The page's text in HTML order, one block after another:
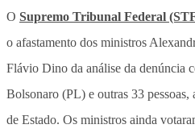
O Supremo Tribunal Federal
o afastamento dos ministros
Flávio Dino da análise da denúncia
Bolsonaro (PL) e outras 33 pessoas,
de Estado. Os ministros ainda